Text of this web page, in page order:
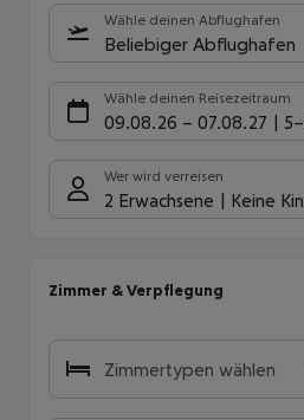
Wähle deinen Abflughafen
Beliebiger Abflughafen
Wähle deinen Reisezeitraum
09.08.26 – 07.08.27 5-
Wer wird verreisen
2 Erwachsene Keine
Zimmer & Verpflegung
Zimmertypen wählen